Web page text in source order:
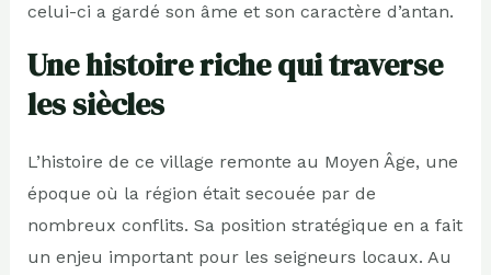
celui-ci a gardé son âme et son caractère d’antan.
Une histoire riche qui traverse
les siècles
L’histoire de ce village remonte au Moyen Âge, une
époque où la région était secouée par de
nombreux conflits. Sa position stratégique en a fait
un enjeu important pour les seigneurs locaux. Au